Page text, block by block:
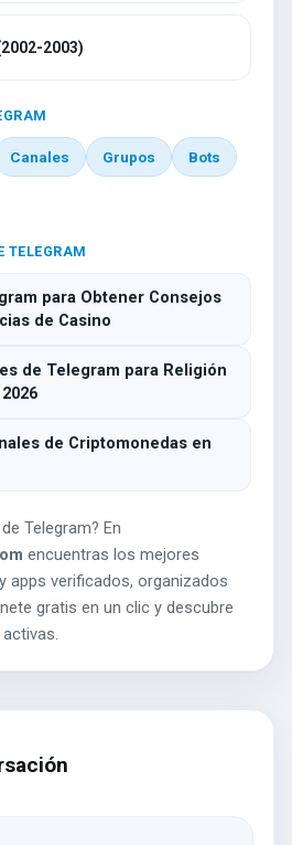
2003)
Canales Grupos Bots
TELEGRAM
para Obtener Consejos
de Casino
de Telegram para Religión
de Criptomonedas en
Telegram? En
encuentras los mejores
apps verificados, organizados
gratis en un clic y descubre